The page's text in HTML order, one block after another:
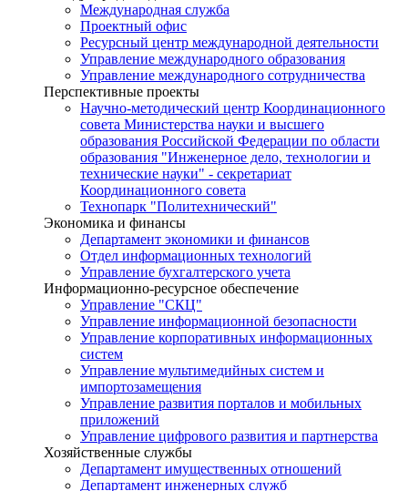
Международная служба
Проектный офис
Ресурсный центр международной деятельности
Управление международного образования
Управление международного сотрудничества
Перспективные проекты
Научно-методический центр Координационного
совета Министерства науки и высшего
образования Российской Федерации по области
образования "Инженерное дело, технологии и
технические науки" - секретариат
Координационного совета
Технопарк "Политехнический"
Экономика и финансы
Департамент экономики и финансов
Отдел информационных технологий
Управление бухгалтерского учета
Информационно-ресурсное обеспечение
Управление "СКЦ"
Управление информационной безопасности
Управление корпоративных информационных
систем
Управление мультимедийных систем и
импортозамещения
Управление развития порталов и мобильных
приложений
Управление цифрового развития и партнерства
Хозяйственные службы
Департамент имущественных отношений
Департамент инженерных служб